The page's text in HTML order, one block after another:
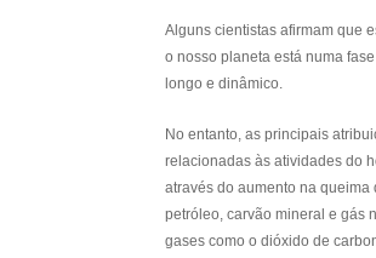
Alguns cientistas afirmam que
o nosso planeta está numa
longo e dinâmico.
No entanto, as principais
relacionadas às atividades do
através do aumento na queima
petróleo, carvão mineral e gás
gases como o dióxido de